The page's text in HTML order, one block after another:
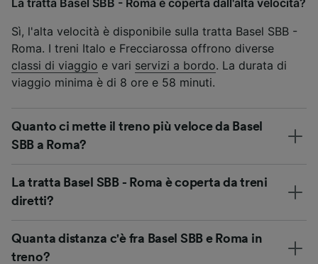
Sì, l'alta velocità è disponibile sulla tratta Basel SBB -
Roma. I treni Italo e Frecciarossa offrono diverse
classi di viaggio e vari servizi a bordo. La durata di
viaggio minima è di 8 ore e 58 minuti.
Quanto ci mette il treno più veloce da Basel
SBB a Roma?
La tratta Basel SBB - Roma è coperta da treni
diretti?
Quanta distanza c'è fra Basel SBB e Roma in
treno?